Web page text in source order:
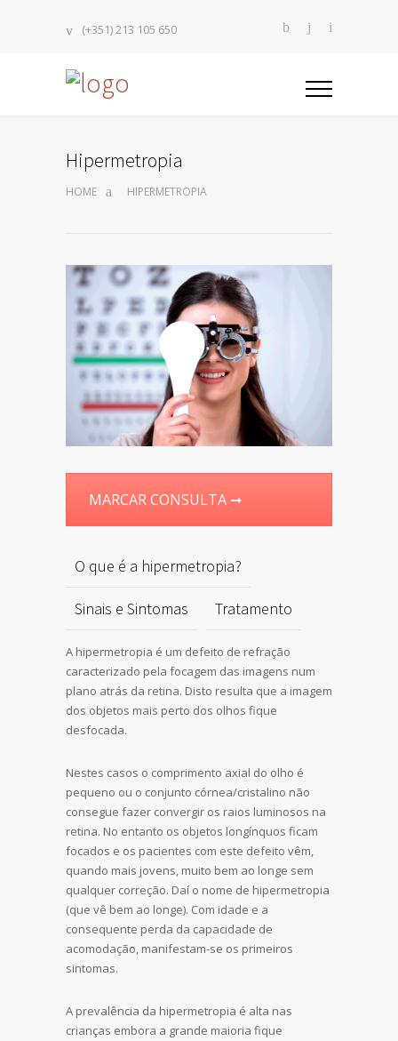
(+351) 213 105 650
Hipermetropia
HOME HIPERMETROPIA
MARCAR CONSULTA ➞
O que é a hipermetropia?
Sinais e Sintomas Tratamento
A hipermetropia é um defeito de refração
caracterizado pela focagem das imagens num
plano atrás da retina. Disto resulta que a imagem
dos objetos mais perto dos olhos fique
desfocada.
Nestes casos o comprimento axial do olho é
pequeno ou o conjunto córnea/cristalino não
consegue fazer convergir os raios luminosos na
retina. No entanto os objetos longínquos ficam
focados e os pacientes com este defeito vêm,
quando mais jovens, muito bem ao longe sem
qualquer correção. Daí o nome de hipermetropia
(que vê bem ao longe). Com idade e a
consequente perda da capacidade de
acomodação, manifestam-se os primeiros
sintomas.
A prevalência da hipermetropia é alta nas
crianças embora a grande maioria fique